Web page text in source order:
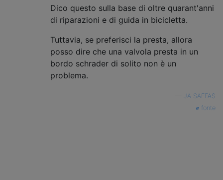
Dico questo sulla base di oltre quarant'anni
di riparazioni e di guida in bicicletta.
Tuttavia, se preferisci la presta, allora
posso dire che una valvola presta in un
bordo schrader di solito non è un
problema.
JA SAFFAS
fonte